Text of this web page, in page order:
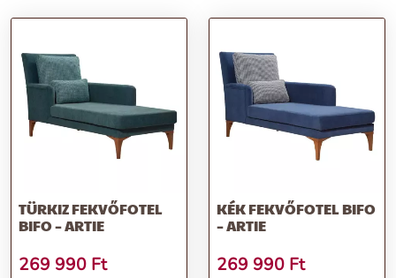
TÜRKIZ FEKVŐFOTEL
BIFO – ARTIE
269 990 Ft
KÉK FEKVŐFOTEL BIFO
– ARTIE
269 990 Ft